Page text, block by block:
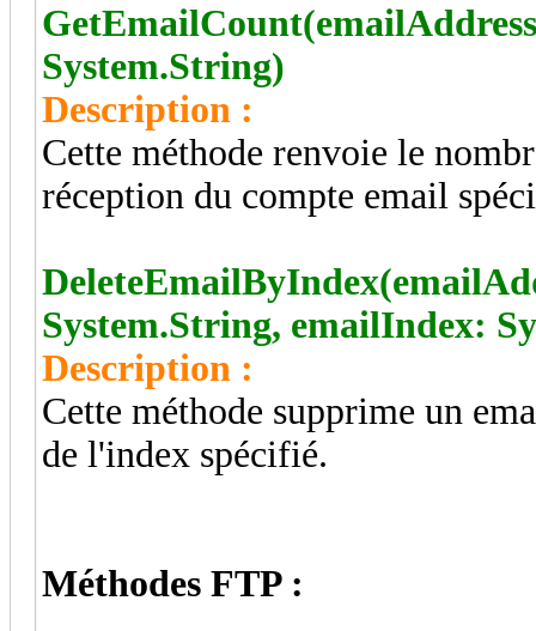
System.String)
Description :
Cette méthode renvoie le
réception du compte email
System.String, emailIndex:
Description :
Cette méthode supprime un
de l'index spécifié.
Méthodes FTP :